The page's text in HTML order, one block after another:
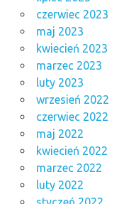
czerwiec 2023
maj 2023
kwiecień 2023
marzec 2023
luty 2023
wrzesień 2022
czerwiec 2022
maj 2022
kwiecień 2022
marzec 2022
luty 2022